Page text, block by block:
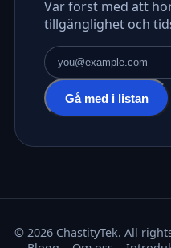
Var först med att
tillgänglighet och
E-postadress
Gå med i listan
© 2026 ChastityTek. All